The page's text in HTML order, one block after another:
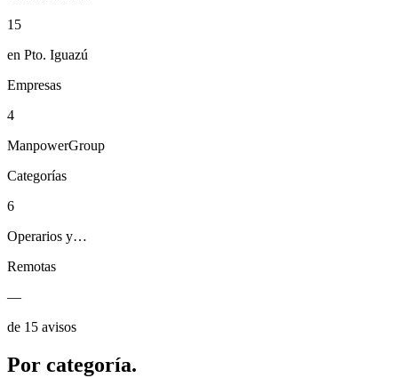
15
en Pto. Iguazú
Empresas
4
ManpowerGroup
Categorías
6
Operarios y…
Remotas
—
de 15 avisos
Por categoría.